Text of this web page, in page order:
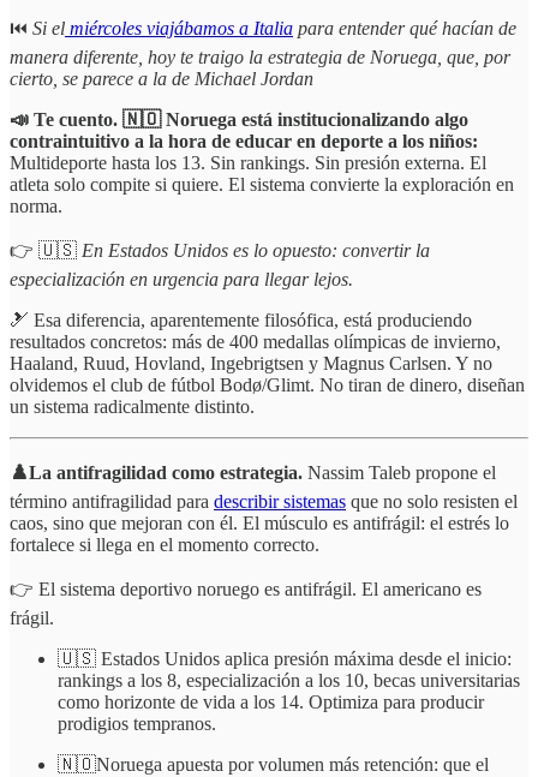
⏮️ Si el miércoles viajábamos a Italia para entender qué hacían de
manera diferente, hoy te traigo la estrategia de Noruega, que, por
cierto, se parece a la de Michael Jordan
📣 Te cuento. 🇳🇴 Noruega está institucionalizando algo
contraintuitivo a la hora de educar en deporte a los niños:
Multideporte hasta los 13. Sin rankings. Sin presión externa. El
atleta solo compite si quiere. El sistema convierte la exploración en
norma.
👉 🇺🇸 En Estados Unidos es lo opuesto: convertir la
especialización en urgencia para llegar lejos.
🎿 Esa diferencia, aparentemente filosófica, está produciendo
resultados concretos: más de 400 medallas olímpicas de invierno,
Haaland, Ruud, Hovland, Ingebrigtsen y Magnus Carlsen. Y no
olvidemos el club de fútbol Bodø/Glimt. No tiran de dinero, diseñan
un sistema radicalmente distinto.
♟️La antifragilidad como estrategia. Nassim Taleb propone el
término antifragilidad para describir sistemas que no solo resisten el
caos, sino que mejoran con él. El músculo es antifrágil: el estrés lo
fortalece si llega en el momento correcto.
👉 El sistema deportivo noruego es antifrágil. El americano es
frágil.
🇺🇸 Estados Unidos aplica presión máxima desde el inicio:
rankings a los 8, especialización a los 10, becas universitarias
como horizonte de vida a los 14. Optimiza para producir
prodigios tempranos.
🇳🇴Noruega apuesta por volumen más retención: que el